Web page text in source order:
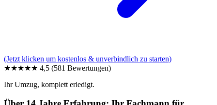
(Jetzt klicken um kostenlos & unverbindlich zu starten)
★★★★★ 4,5 (581 Bewertungen)
Ihr Umzug, komplett erledigt.